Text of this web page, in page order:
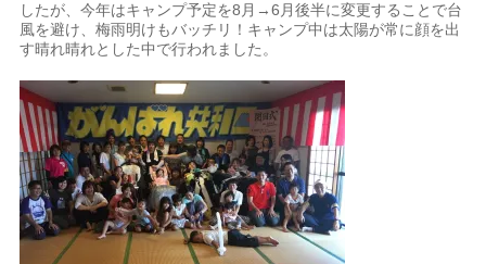
したが、今年はキャンプ予定を8月→6月後半に変更することで台
風を避け、梅雨明けもバッチリ！キャンプ中は太陽が常に顔を出
す晴れ晴れとした中で行われました。